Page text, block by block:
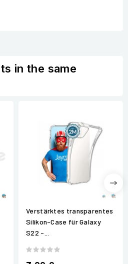
in the same
Verstärktes transparentes
Silikon-Case für Galaxy
S22 -...